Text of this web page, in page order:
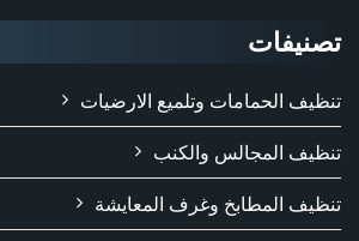
تصنيفات
تنظيف الحمامات وتلميع الارضيات
تنظيف المجالس والكنب
تنظيف المطابخ وغرف المعايشة